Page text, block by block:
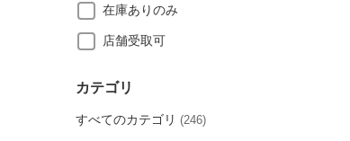
在庫ありのみ
店舗受取可
カテゴリ
すべてのカテゴリ (246)